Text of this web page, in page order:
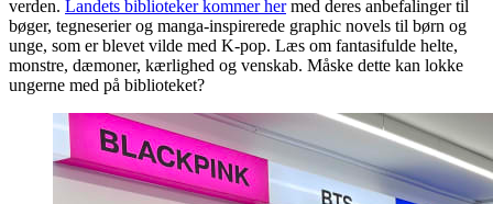
verden. Landets biblioteker kommer hermed deres anbefalinger til
bøger, tegneserier og manga-inspirerede graphic novels til børn og
unge, som er blevet vilde med K-pop. Læs om fantasifulde helte,
monstre, dæmoner, kærlighed og venskab. Måske dette kan lokke
ungerne med på biblioteket?